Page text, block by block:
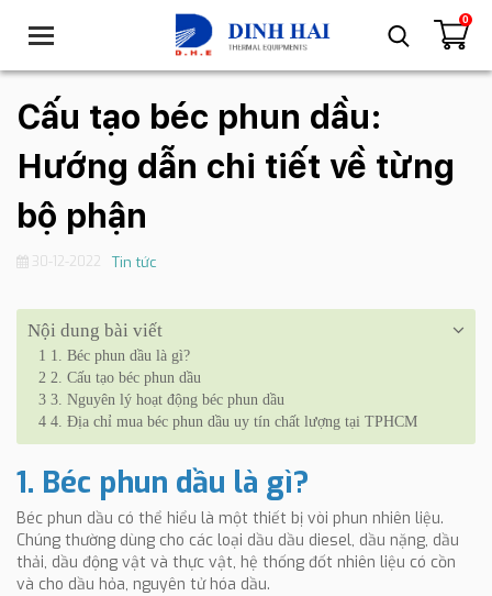
T
g
g
l
e
n
a
v
i
t
i
o
n
0
Cấu tạo béc phun dầu:
Hướng dẫn chi tiết về từng
bộ phận
30-12-2022 Tin tức
Nội dung bài viết
1 1. Béc phun dầu là gì?
2 2. Cấu tạo béc phun dầu
3 3. Nguyên lý hoạt động béc phun dầu
4 4. Địa chỉ mua béc phun dầu uy tín chất lượng tại TPHCM
1. Béc phun dầu là gì?
Béc phun dầu có thể hiểu là một thiết bị vòi phun nhiên liệu.
Chúng thường dùng cho các loại dầu dầu diesel, dầu nặng, dầu
thải, dầu động vật và thực vật, hệ thống đốt nhiên liệu có cồn
và cho dầu hỏa, nguyên tử hóa dầu.